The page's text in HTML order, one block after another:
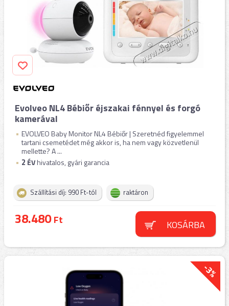
Evolveo NL4 Bébiőr éjszakai fénnyel és forgó
kamerával
EVOLVEO Baby Monitor NL4 Bébiőr | Szeretnéd figyelemmel
tartani csemetédet még akkor is, ha nem vagy közvetlenül
mellette? A ...
2 ÉVhivatalos, gyári garancia
Szállítási díj: 990 Ft-tól raktáron
38.480Ft KOSÁRBA
-3%